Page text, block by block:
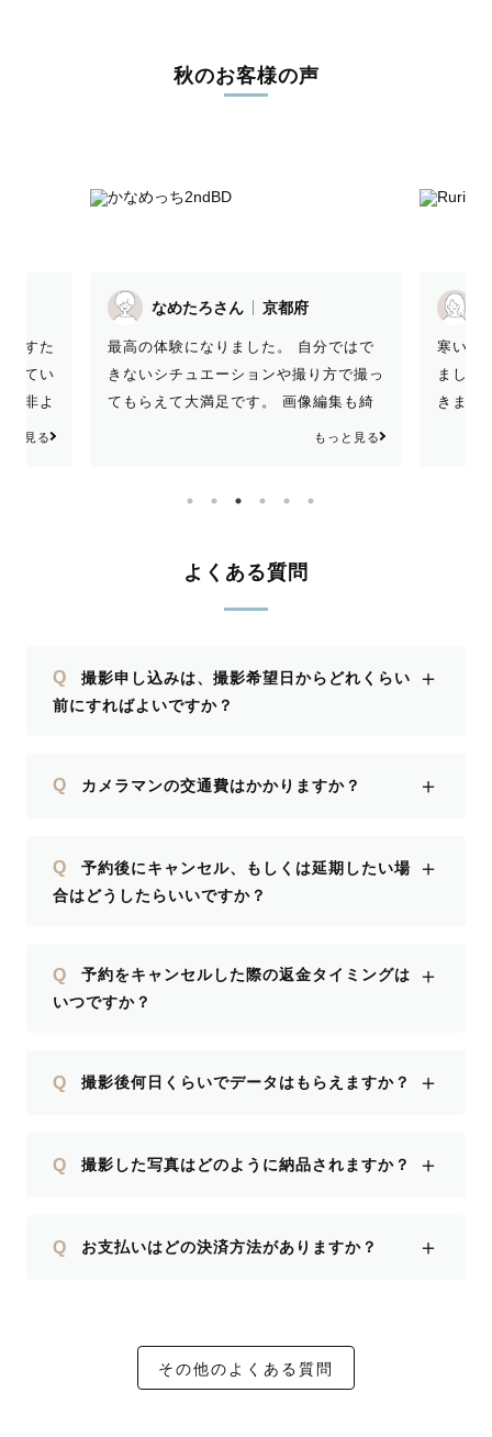
秋のお客様の声
やすた
ってい
是非よ
と見る
なめたろさん 京都府
最高の体験になりました。 自分ではで
きないシチュエーションや撮り方で撮っ
てもらえて大満足です。 画像編集も綺
麗で思い出の写真にぴったりです。もっと見る
寒い中
ました
きまし
よくある質問
Q
撮影申し込みは、撮影希望日からどれくらい
前にすればよいですか？
＋
Q カメラマンの交通費はかかりますか？ ＋
Q
予約後にキャンセル、もしくは延期したい場
合はどうしたらいいですか？
＋
Q
予約をキャンセルした際の返金タイミングは
いつですか？
＋
Q 撮影後何日くらいでデータはもらえますか？ ＋
Q 撮影した写真はどのように納品されますか？ ＋
Q お支払いはどの決済方法がありますか？ ＋
その他のよくある質問